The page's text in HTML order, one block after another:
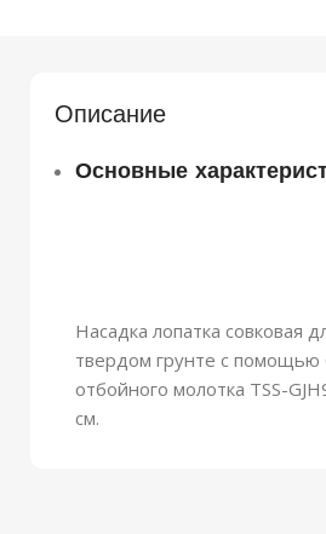
Описание
Основные
Насадка лопатка совковая
твердом грунте с помощью
отбойного молотка TSS-
см.